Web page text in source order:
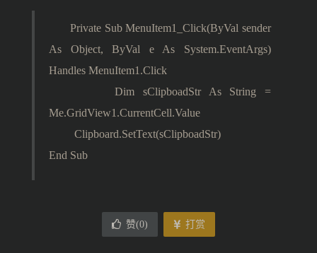
Private Sub MenuItem1_Click(ByVal sender
As Object, ByVal e As System.EventArgs)
Handles MenuItem1.Click
Dim sClipboadStr As String =
Me.GridView1.CurrentCell.Value
Clipboard.SetText(sClipboadStr)
End Sub
赞(0) 打赏